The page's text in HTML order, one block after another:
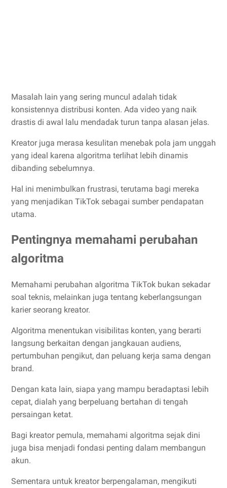
Masalah lain yang sering muncul adalah tidak
konsistennya distribusi konten. Ada video yang naik
drastis di awal lalu mendadak turun tanpa alasan jelas.
Kreator juga merasa kesulitan menebak pola jam unggah
yang ideal karena algoritma terlihat lebih dinamis
dibanding sebelumnya.
Hal ini menimbulkan frustrasi, terutama bagi mereka
yang menjadikan TikTok sebagai sumber pendapatan
utama.
Pentingnya memahami perubahan
algoritma
Memahami perubahan algoritma TikTok bukan sekadar
soal teknis, melainkan juga tentang keberlangsungan
karier seorang kreator.
Algoritma menentukan visibilitas konten, yang berarti
langsung berkaitan dengan jangkauan audiens,
pertumbuhan pengikut, dan peluang kerja sama dengan
brand.
Dengan kata lain, siapa yang mampu beradaptasi lebih
cepat, dialah yang berpeluang bertahan di tengah
persaingan ketat.
Bagi kreator pemula, memahami algoritma sejak dini
juga bisa menjadi fondasi penting dalam membangun
akun.
Sementara untuk kreator berpengalaman, mengikuti